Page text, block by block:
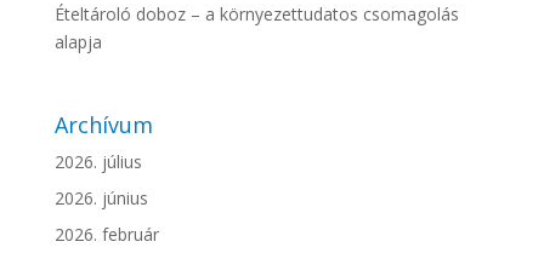
Ételtároló doboz – a környezettudatos csomagolás
alapja
Archívum
2026. július
2026. június
2026. február